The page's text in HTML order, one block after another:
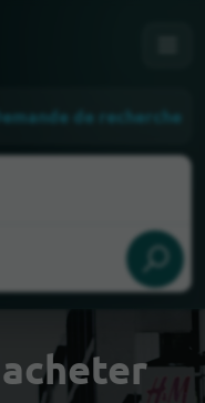
Demande de recherche
acheter